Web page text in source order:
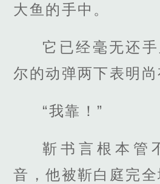
大鱼的手中。
它已经毫无还
尔的动弹两下表明尚
“我靠！”
靳书言根本管
音，他被靳白庭完全